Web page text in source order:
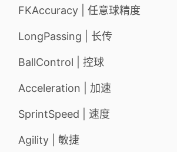
FKAccuracy | 任意球精度
LongPassing | 长传
BallControl | 控球
Acceleration | 加速
SprintSpeed | 速度
Agility | 敏捷